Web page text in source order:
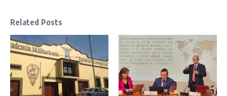
Related Posts